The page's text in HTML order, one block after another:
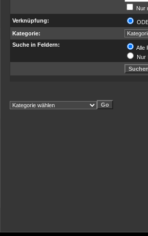
Nur
Verknüpfung:
Kategorie:
Suche in Feldern:
Alle
Nur